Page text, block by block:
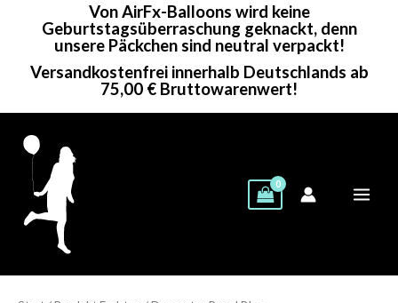
Von AirFx-Balloons wird keine
Geburtstagsüberraschung geknackt, denn
unsere Päckchen sind neutral verpackt!
Versandkostenfrei innerhalb Deutschlands ab
75,00 € Bruttowarenwert!